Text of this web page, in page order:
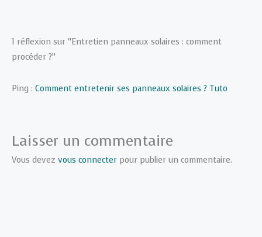
1 réflexion sur “Entretien panneaux solaires : comment
procéder ?”
Ping : Comment entretenir ses panneaux solaires ? Tuto
Laisser un commentaire
Vous devez vous connecter pour publier un commentaire.